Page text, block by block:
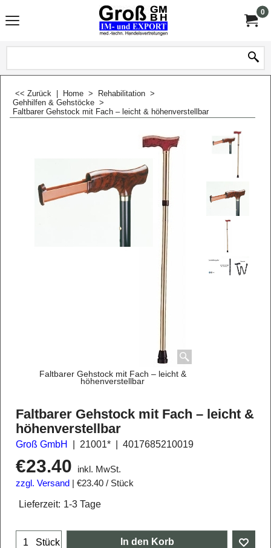
0
<< Zurück Home > Rehabilitation >
Gehhilfen & Gehstöcke >
Faltbarer Gehstock mit Fach – leicht & höhenverstellbar
Faltbarer Gehstock mit Fach – leicht &
höhenverstellbar
Faltbarer Gehstock mit Fach – leicht &
höhenverstellbar
Groß GmbH 21001* 4017685210019
€23.40
inkl. MwSt.
zzgl. Versand
€23.40 / Stück
Lieferzeit: 1-3 Tage
Stück In den Korb